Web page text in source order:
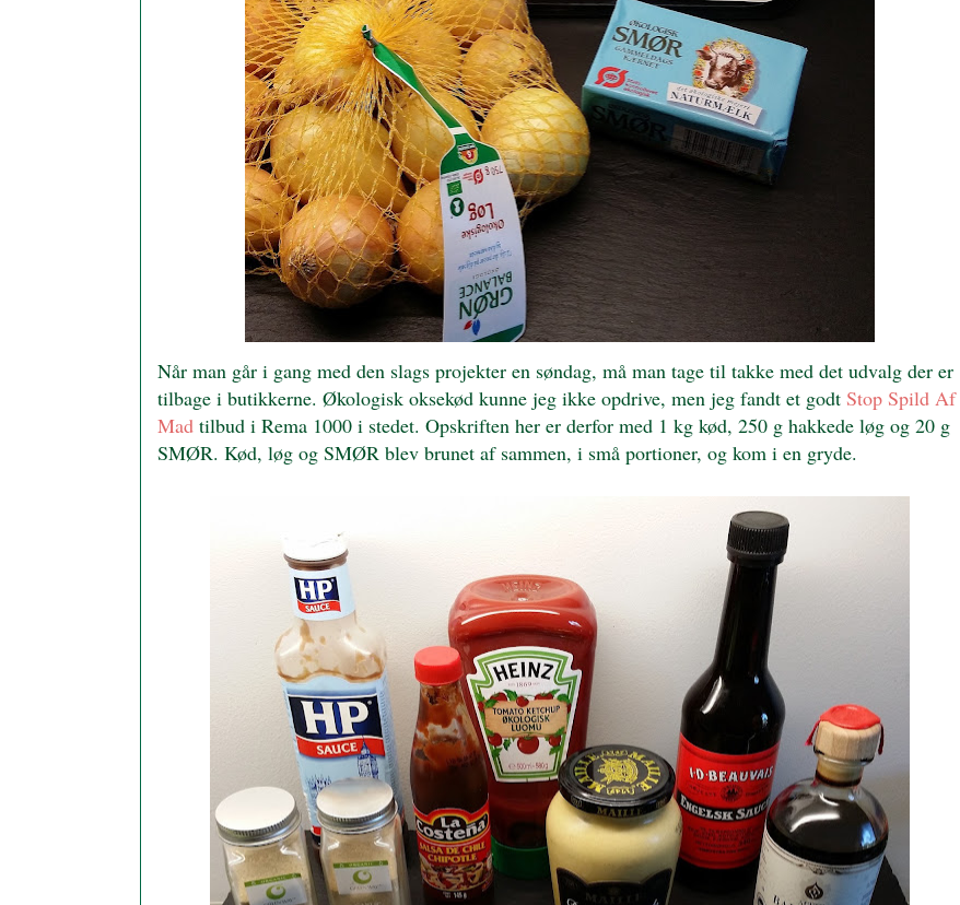
Når man går i gang med den slags projekter en søndag, må man tage til takke med det udvalg der er
tilbage i butikkerne. Økologisk oksekød kunne jeg ikke opdrive, men jeg fandt et godt Stop Spild Af
Mad tilbud i Rema 1000 i stedet. Opskriften her er derfor med 1 kg kød, 250 g hakkede løg og 20 g
SMØR. Kød, løg og SMØR blev brunet af sammen, i små portioner, og kom i en gryde.